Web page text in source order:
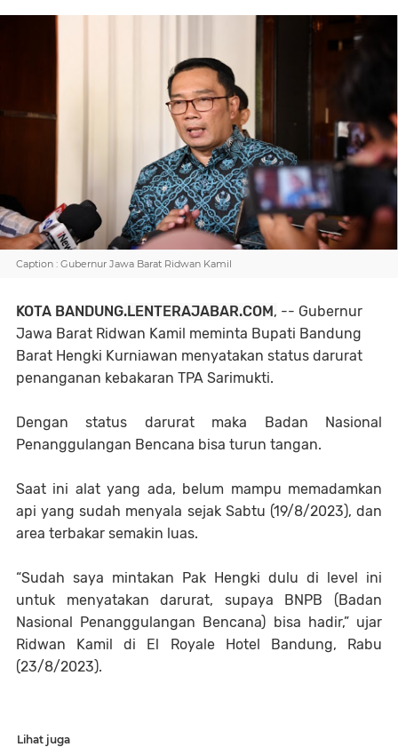
Caption : Gubernur Jawa Barat Ridwan Kamil
KOTA BANDUNG.LENTERAJABAR.COM, -- Gubernur
Jawa Barat Ridwan Kamil meminta Bupati Bandung
Barat Hengki Kurniawan menyatakan status darurat
penanganan kebakaran TPA Sarimukti.
Dengan status darurat maka Badan Nasional
Penanggulangan Bencana bisa turun tangan.
Saat ini alat yang ada, belum mampu memadamkan
api yang sudah menyala sejak Sabtu (19/8/2023), dan
area terbakar semakin luas.
“Sudah saya mintakan Pak Hengki dulu di level ini
untuk menyatakan darurat, supaya BNPB (Badan
Nasional Penanggulangan Bencana) bisa hadir,” ujar
Ridwan Kamil di El Royale Hotel Bandung, Rabu
(23/8/2023).
Lihat juga